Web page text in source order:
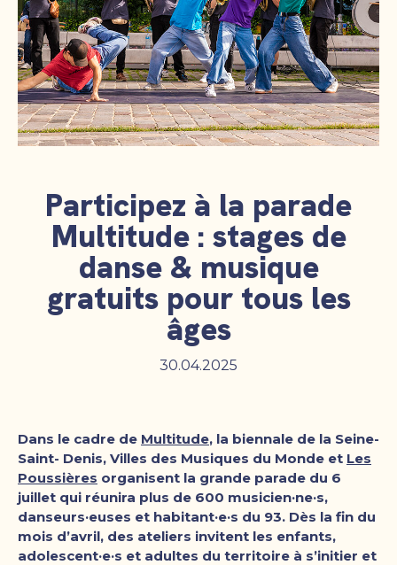
Participez à la parade
Multitude : stages de
danse & musique
gratuits pour tous les
âges
30.04.2025
Dans le cadre de Multitude, la biennale de la Seine-
Saint- Denis, Villes des Musiques du Monde et Les
Poussières organisent la grande parade du 6
juillet qui réunira plus de 600 musicien·ne·s,
danseurs·euses et habitant·e·s du 93. Dès la fin du
mois d’avril, des ateliers invitent les enfants,
adolescent·e·s et adultes du territoire à s’initier et